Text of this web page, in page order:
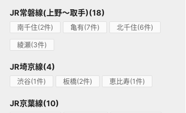
JR常磐線(上野～取手)(18)
南千住(2件) 亀有(7件) 北千住(6件)
綾瀬(3件)
JR埼京線(4)
渋谷(1件) 板橋(2件) 恵比寿(1件)
JR京葉線(10)